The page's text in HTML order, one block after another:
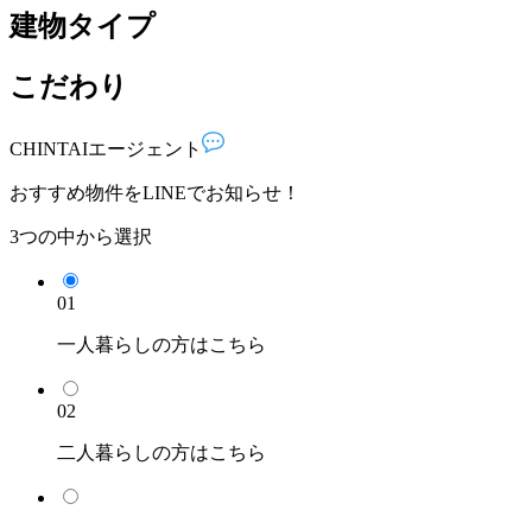
建物タイプ
こだわり
CHINTAIエージェント
おすすめ物件をLINEでお知らせ！
3つの中から選択
01
一人暮らしの方はこちら
02
二人暮らしの方はこちら